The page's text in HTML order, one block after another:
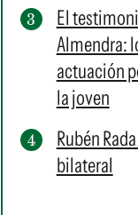
El
Almendra:
actuación
la joven
Rubén
bilateral